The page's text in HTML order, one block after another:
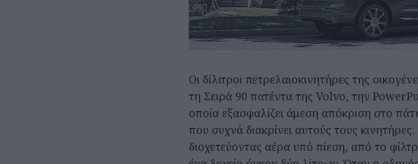
Οι δίλιτροι πετρελαιοκινητήρες της
τη Σειρά 90 πατέντα της Volvo, την
οποία εξασφαλίζει άμεση απόκριση στο
που συχνά διακρίνει αυτούς τους
διοχετεύοντας αέρα υπό πίεση, από το